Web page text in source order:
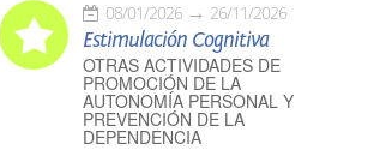
08/01/2026 26/11/2026
Estimulación Cognitiva
OTRAS ACTIVIDADES DE
PROMOCIÓN DE LA
AUTONOMÍA PERSONAL Y
PREVENCIÓN DE LA
DEPENDENCIA